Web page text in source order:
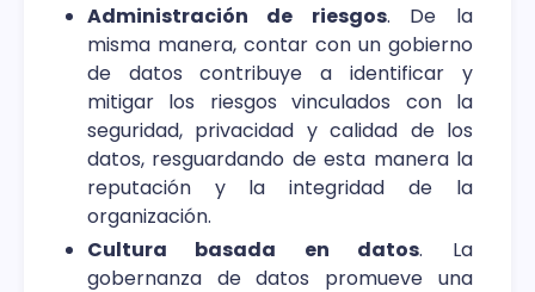
Administración de riesgos. De la
misma manera, contar con un gobierno
de datos contribuye a identificar y
mitigar los riesgos vinculados con la
seguridad, privacidad y calidad de los
datos, resguardando de esta manera la
reputación y la integridad de la
organización.
Cultura basada en datos. La
gobernanza de datos promueve una